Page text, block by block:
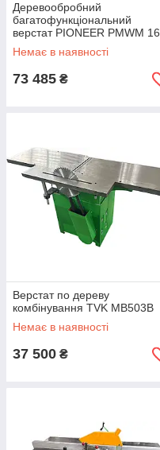
Деревообробний
багатофункціональний
верстат PIONEER PMWM 16
Немає в наявності
73 485 ₴
Верстат по дереву
комбінування TVK MB503B
Немає в наявності
37 500 ₴